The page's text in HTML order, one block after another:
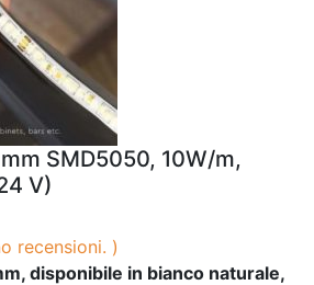
SMD5050, 10W/m,
V)
recensioni. )
disponibile in bianco naturale,